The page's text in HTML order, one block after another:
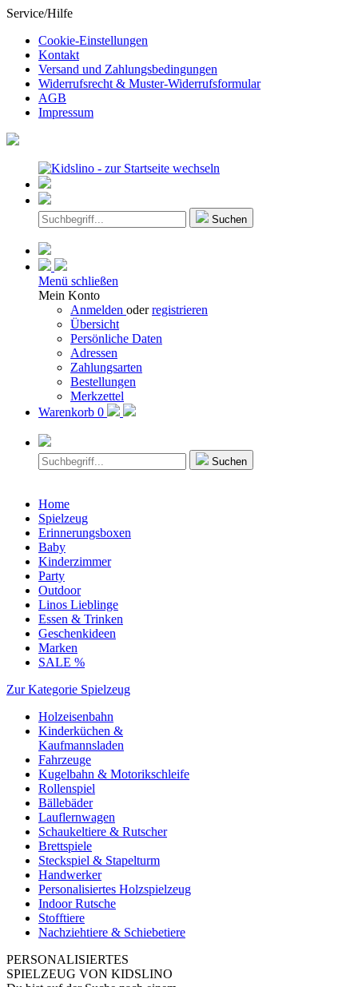
Service/Hilfe
Cookie-Einstellungen
Kontakt
Versand und Zahlungsbedingungen
Widerrufsrecht & Muster-Widerrufsformular
AGB
Impressum
Suchen
Menü schließen
Mein Konto
Anmelden oderregistrieren
Übersicht
Persönliche Daten
Adressen
Zahlungsarten
Bestellungen
Merkzettel
Warenkorb 0
Suchen
Home
Spielzeug
Erinnerungsboxen
Baby
Kinderzimmer
Party
Outdoor
Linos Lieblinge
Essen & Trinken
Geschenkideen
Marken
SALE %
Zur Kategorie Spielzeug
Holzeisenbahn
Kinderküchen &
Kaufmannsladen
Fahrzeuge
Kugelbahn & Motorikschleife
Rollenspiel
Bällebäder
Lauflernwagen
Schaukeltiere & Rutscher
Brettspiele
Steckspiel & Stapelturm
Handwerker
Personalisiertes Holzspielzeug
Indoor Rutsche
Stofftiere
Nachziehtiere & Schiebetiere
PERSONALISIERTES
SPIELZEUG VON KIDSLINO